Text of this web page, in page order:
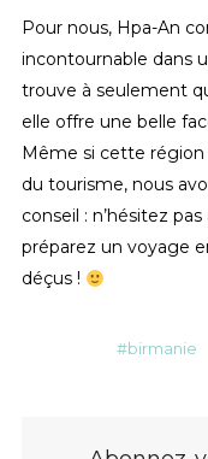
Pour nous, Hpa-An
incontournable dans
trouve à seulement
elle offre une belle
Même si cette région
du tourisme, nous
conseil : n’hésitez
préparez un voyage
déçus !
birmanie